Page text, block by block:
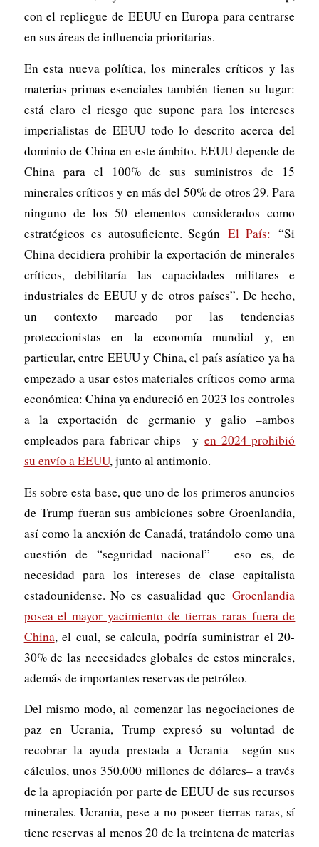
con el repliegue de EEUU en Europa para centrarse
en sus áreas de influencia prioritarias.
En esta nueva política, los minerales críticos y las
materias primas esenciales también tienen su lugar:
está claro el riesgo que supone para los intereses
imperialistas de EEUU todo lo descrito acerca del
dominio de China en este ámbito. EEUU depende de
China para el 100% de sus suministros de 15
minerales críticos y en más del 50% de otros 29. Para
ninguno de los 50 elementos considerados como
estratégicos es autosuficiente. SegúnEl País: “Si
China decidiera prohibir la exportación de minerales
críticos, debilitaría las capacidades militares e
industriales de EEUU y de otros países”. De hecho,
un contexto marcado por las tendencias
proteccionistas en la economía mundial y, en
particular, entre EEUU y China, el país asíatico ya ha
empezado a usar estos materiales críticos como arma
económica: China ya endureció en 2023 los controles
a la exportación de germanio y galio –ambos
empleados para fabricar chips– yen 2024 prohibió
su envío a EEUU, junto al antimonio.
Es sobre esta base, que uno de los primeros anuncios
de Trump fueran sus ambiciones sobre Groenlandia,
así como la anexión de Canadá, tratándolo como una
cuestión de “seguridad nacional” – eso es, de
necesidad para los intereses de clase capitalista
estadounidense. No es casualidad queGroenlandia
posea el mayor yacimiento de tierras raras fuera de
China, el cual, se calcula, podría suministrar el 20-
30% de las necesidades globales de estos minerales,
además de importantes reservas de petróleo.
Del mismo modo, al comenzar las negociaciones de
paz en Ucrania, Trump expresó su voluntad de
recobrar la ayuda prestada a Ucrania –según sus
cálculos, unos 350.000 millones de dólares– a través
de la apropiación por parte de EEUU de sus recursos
minerales. Ucrania, pese a no poseer tierras raras, sí
tiene reservas al menos 20 de la treintena de materias